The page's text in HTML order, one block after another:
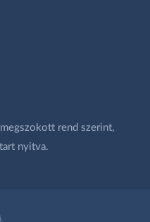
rend szerint,
nyitva.